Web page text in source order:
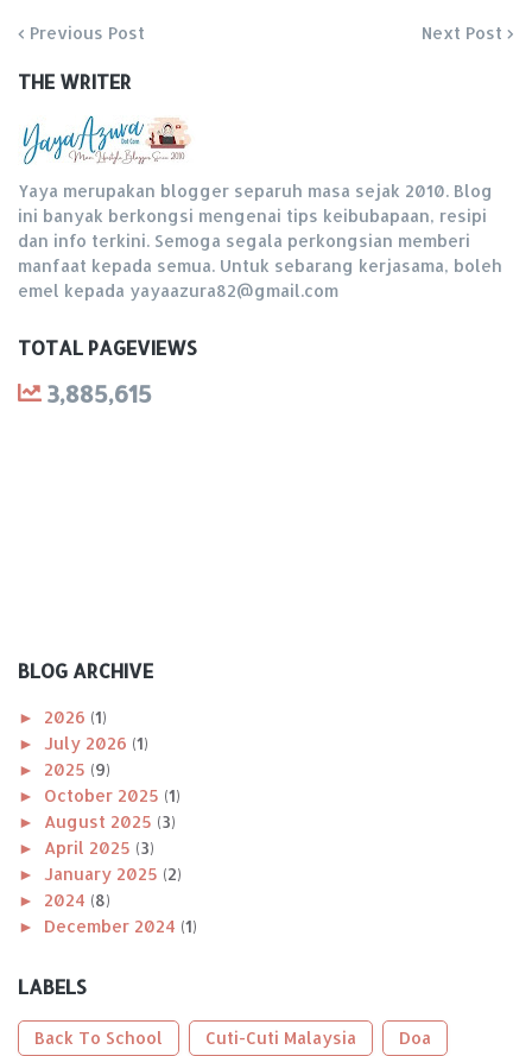
Previous Post Next Post
THE WRITER
Yaya merupakan blogger separuh masa sejak 2010. Blog
ini banyak berkongsi mengenai tips keibubapaan, resipi
dan info terkini. Semoga segala perkongsian memberi
manfaat kepada semua. Untuk sebarang kerjasama, boleh
emel kepada yayaazura82@gmail.com
TOTAL PAGEVIEWS
3,885,615
BLOG ARCHIVE
► 2026 (1)
► July 2026 (1)
► 2025 (9)
► October 2025 (1)
► August 2025 (3)
► April 2025 (3)
► January 2025 (2)
► 2024 (8)
► December 2024 (1)
► October 2024
► April 2024 (1)
LABELS
Back To School Cuti-Cuti Malaysia Doa